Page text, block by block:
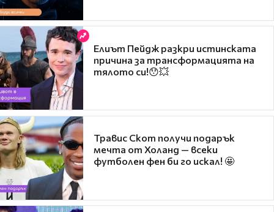
Елиът Пейдж разкри истинската
причина за трансформацията на
тялото си!😯💥
Травис Скот получи подарък
мечта от Холанд — всеки
футболен фен би го искал! 🤩